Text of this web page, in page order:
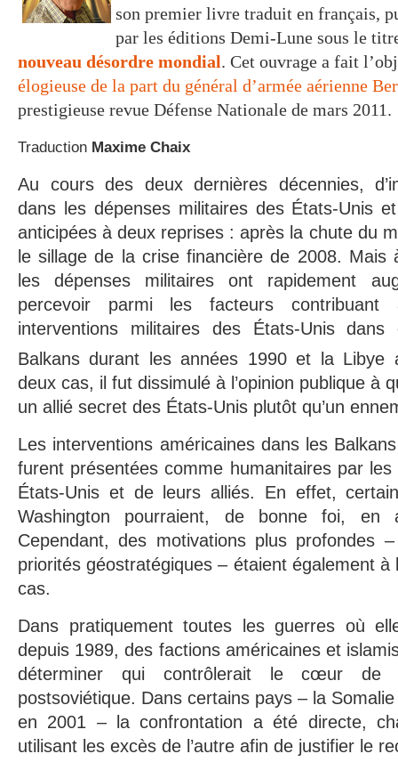
son premier livre traduit en français,
par les éditions Demi-Lune sous le
nouveau désordre mondial. Cet ouvrage a fait
élogieuse de la part du général d’armée aérienne
prestigieuse revue Défense Nationale de mars 2011.
Traduction Maxime Chaix
Au cours des deux dernières décennies,
dans les dépenses militaires des États-Unis
anticipées à deux reprises : après la chute du
le sillage de la crise financière de 2008. Mais
les dépenses militaires ont rapidement
percevoir parmi les facteurs
interventions militaires des États-Unis
Balkans durant les années 1990 et la Libye
deux cas, il fut dissimulé à l’opinion publique à
un allié secret des États-Unis plutôt qu’un
Les interventions américaines dans les
furent présentées comme humanitaires par
États-Unis et de leurs alliés. En effet,
Washington pourraient, de bonne foi, en
Cependant, des motivations plus profondes
priorités géostratégiques – étaient également
cas.
Dans pratiquement toutes les guerres où
depuis 1989, des factions américaines et
déterminer qui contrôlerait le cœur de
postsoviétique. Dans certains pays – la
en 2001 – la confrontation a été directe,
utilisant les excès de l’autre afin de justifier le